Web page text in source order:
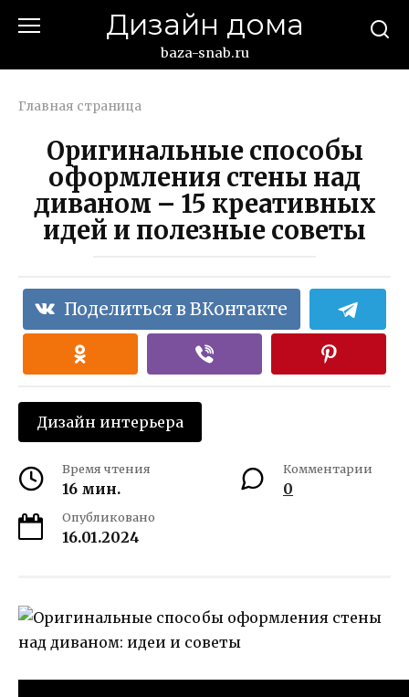
Дизайн дома
baza-snab.ru
Главная страница
Оригинальные способы
оформления стены над
диваном – 15 креативных
идей и полезные советы
Поделиться в ВКонтакте
Дизайн интерьера
Время чтения
16 мин.
Комментарии
0
Опубликовано
16.01.2024